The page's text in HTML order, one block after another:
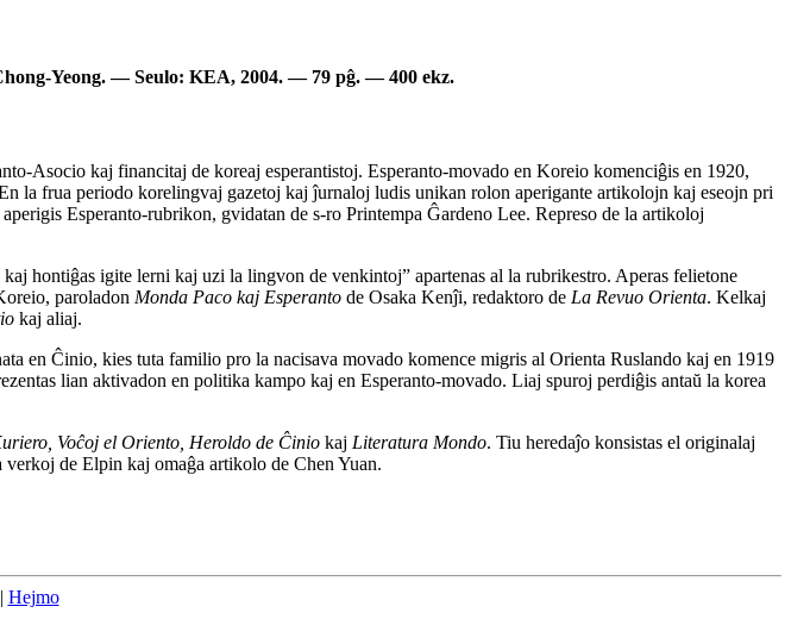
Yeong. — Seulo: KEA, 2004. — 79 pĝ. — 400 ekz.
Asocio kaj financitaj de koreaj esperantistoj. Esperanto-movado en Koreio komenciĝis en 1920,
frua periodo korelingvaj gazetoj kaj ĵurnaloj ludis unikan rolon aperigante artikolojn kaj eseojn pri
Esperanto-rubrikon, gvidatan de s-ro Printempa Ĝardeno Lee. Represo de la artikoloj
hontiĝas igite lerni kaj uzi la lingvon de venkintoj” apartenas al la rubrikestro. Aperas felietone
paroladon Monda Paco kaj Esperanto de Osaka Kenĵi, redaktoro de La Revuo Orienta. Kelkaj
kaj aliaj.
en Ĉinio, kies tuta familio pro la nacisava movado komence migris al Orienta Ruslando kaj en 1919
lian aktivadon en politika kampo kaj en Esperanto-movado. Liaj spuroj perdiĝis antaŭ la korea
Voĉoj el Oriento, Heroldo de Ĉinio kaj Literatura Mondo. Tiu heredaĵo konsistas el originalaj
de Elpin kaj omaĝa artikolo de Chen Yuan.
| Hejmo